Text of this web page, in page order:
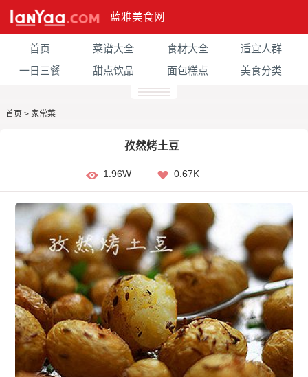
蓝雅美食网
首页 菜谱大全 食材大全
适宜人群
一日三餐
甜点饮品 面包糕点 美食分类
首页 > 家常菜
孜然烤土豆
1.96W 0.67K